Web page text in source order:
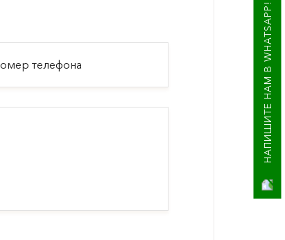
НАПИШИТЕ НАМ В WHATSAPP!